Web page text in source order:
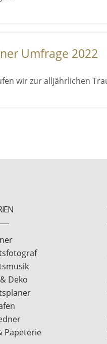
Umfrage 2022
wir zur alljährlichen
Deko
Papeterie